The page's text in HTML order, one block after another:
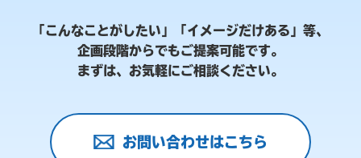
「こんなことがしたい」「イメージだけある」等、
企画段階からでもご提案可能です。
まずは、お気軽にご相談ください。
お問い合わせはこちら